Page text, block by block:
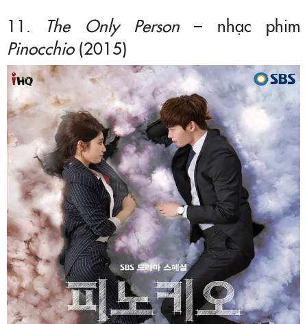
11. The Only Person – nhạc phim
Pinocchio(2015)